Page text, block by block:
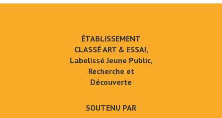
ÉTABLISSEMENT
CLASSÉ ART & ESSAI,
Labelissé Jeune Public,
Recherche et
Découverte
SOUTENU PAR